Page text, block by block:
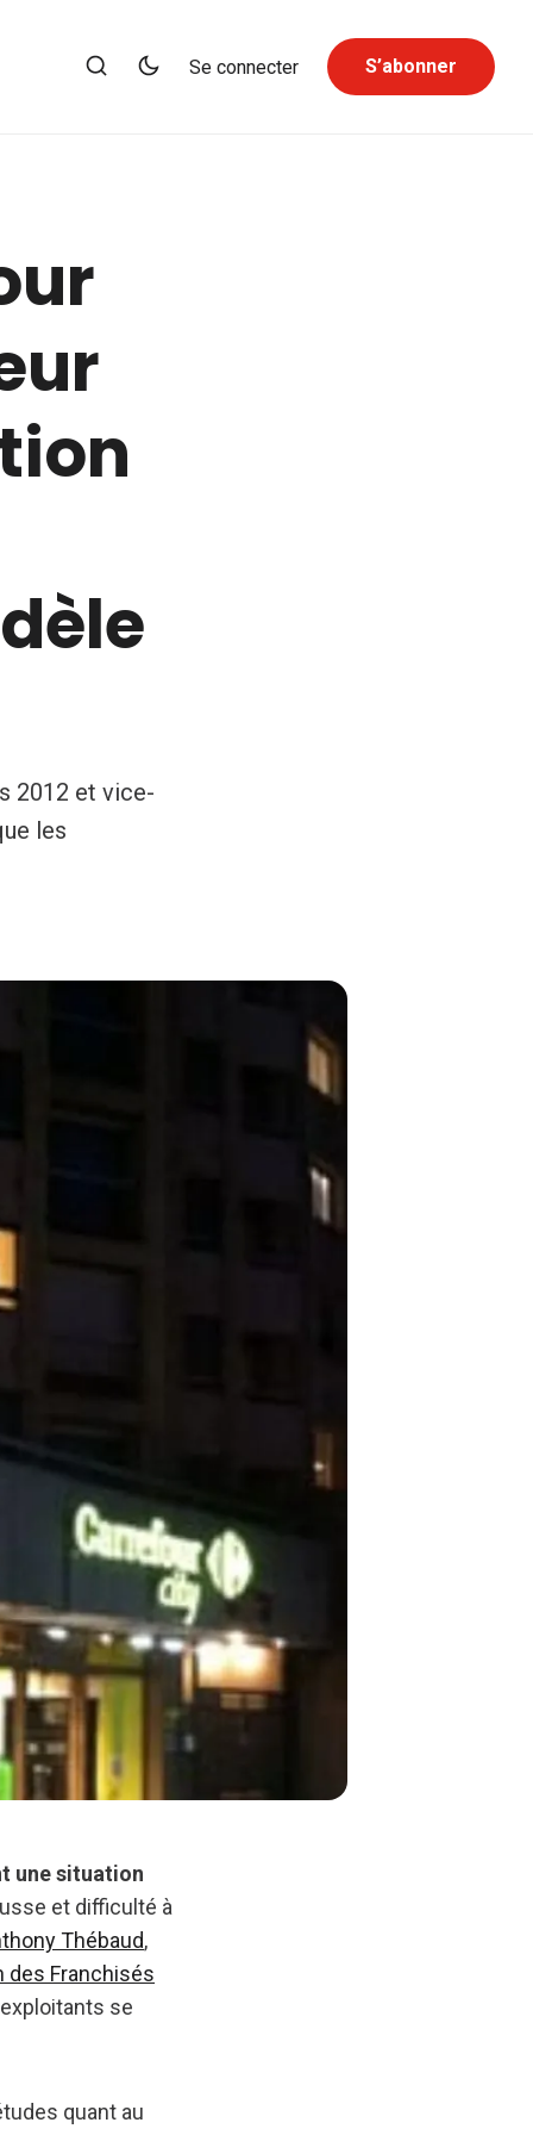
Se connecter S’abonner
2012 et vice-
les
une situation
et difficulté à
Thébaud,
des Franchisés
se
quant au